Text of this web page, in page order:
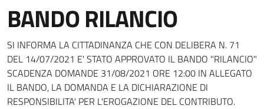
BANDO RILANCIO
Dettagli della notizia
SI INFORMA LA CITTADINANZA CHE CON DELIBERA N. 71
DEL 14/07/2021 E' STATO APPROVATO IL BANDO "RILANCIO"
SCADENZA DOMANDE 31/08/2021 ORE 12:00 IN ALLEGATO
IL BANDO, LA DOMANDA E LA DICHIARAZIONE DI
RESPONSIBILITA' PER L'EROGAZIONE DEL CONTRIBUTO.